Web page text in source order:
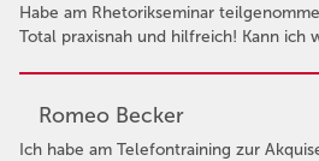
Habe am Rhetorikseminar
Total praxisnah und hilfreich! Kann ich
Romeo Becker
Ich habe am Telefontraining zur